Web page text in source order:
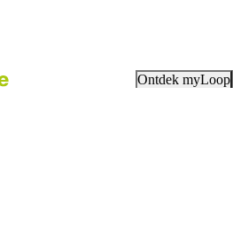
Ontdek myLoop